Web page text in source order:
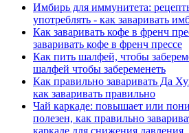
Имбирь для иммунитета:
употреблять - как заваривать
Как заваривать кофе в френч
заваривать кофе в френч прессе
Как пить шалфей, чтобы
шалфей чтобы забеременеть
Как правильно заваривать Да
как заваривать правильно
Чай каркаде: повышает или
полезен, как правильно
каркаде для снижения давления